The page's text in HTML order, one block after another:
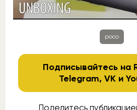
poco
Подписывайтесь на
Telegram,VK и
Поделитесь